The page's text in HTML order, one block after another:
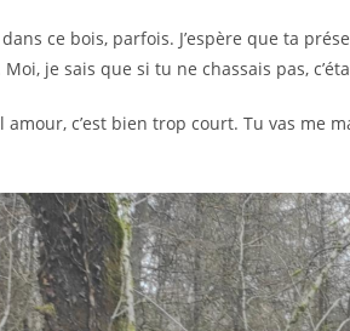
ce bois, parfois. J’espère que ta
je sais que si tu ne chassais pas,
amour, c’est bien trop court. Tu vas me